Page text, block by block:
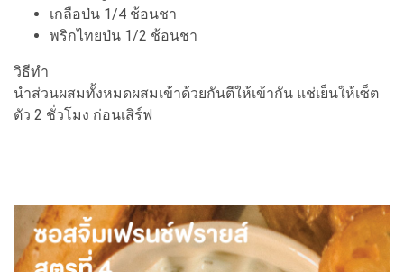
เกลือป่น 1/4 ช้อนชา
พริกไทยป่น 1/2 ช้อนชา
วิธีทำ
นำส่วนผสมทั้งหมดผสมเข้าด้วยกันตีให้เข้ากัน แช่เย็นให้เซ็ต
ตัว 2 ชั่วโมง ก่อนเสิร์ฟ